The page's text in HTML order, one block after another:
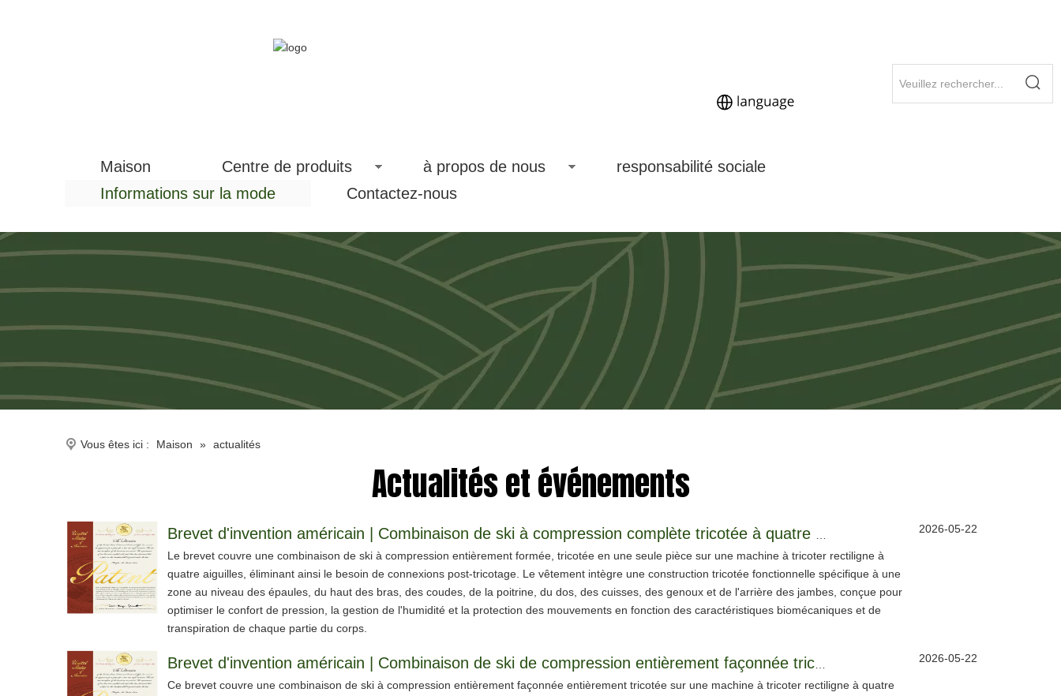
Maison Centre de produits à propos de nous
responsabilité sociale
Informations sur la mode
Contactez-nous
Vous êtes ici : Maison » actualités
Actualités et événements
Le brevet couvre une combinaison de ski à compression entièrement formée, tricotée en une seule pièce sur une machine à tricoter rectiligne à
quatre aiguilles, éliminant ainsi le besoin de connexions post-tricotage. Le vêtement intègre une construction tricotée fonctionnelle spécifique à une
zone au niveau des épaules, du haut des bras, des coudes, de la poitrine, du dos, des cuisses, des genoux et de l'arrière des jambes, conçue pour
optimiser le confort de pression, la gestion de l'humidité et la protection des mouvements en fonction des caractéristiques biomécaniques et de
transpiration de chaque partie du corps.
2026-05-22
Ce brevet couvre une combinaison de ski à compression entièrement façonnée entièrement tricotée sur une machine à tricoter rectiligne à quatre
2026-05-22